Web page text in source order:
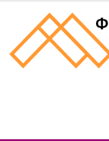
content